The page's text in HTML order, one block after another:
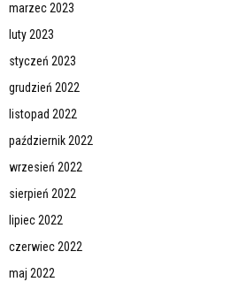
marzec 2023
luty 2023
styczeń 2023
grudzień 2022
listopad 2022
październik 2022
wrzesień 2022
sierpień 2022
lipiec 2022
czerwiec 2022
maj 2022